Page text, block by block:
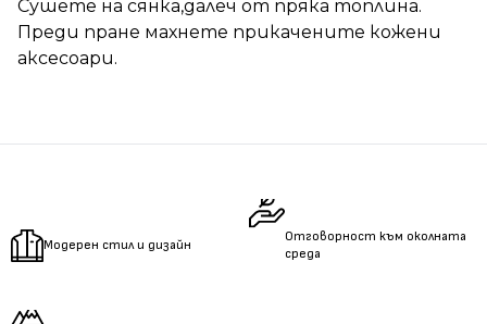
Сушете на сянка,далеч от пряка топлина.
Преди пране махнете прикачените кожени
аксесоари.
Модерен стил и дизайн
Отговорност към околната
среда